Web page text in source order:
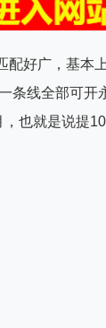
配好广，基本
条线全部可开
也就是说提